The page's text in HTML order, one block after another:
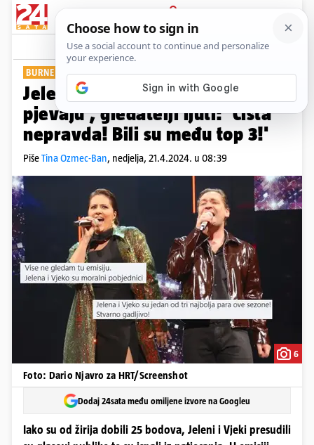
PRIJAVA
Show Komentari
BURNE REAKCIJE
Jelena i Vjeko ispali iz 'Zvijezde
pjevaju', gledatelji ljuti: 'Čista
nepravda! Bili su među top 3!'
PišeTina Ozmec-Ban, nedjelja, 21.4.2024. u 08:39
6
Foto: Dario Njavro za HRT/Screenshot
Dodaj 24sata među omiljene izvore na Googleu
Iako su od žirija dobili 25 bodova, Jeleni i Vjeki presudili